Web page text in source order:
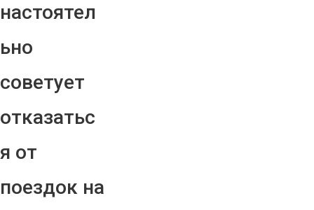
настоятел
ьно
советует
отказатьс
я от
поездок на